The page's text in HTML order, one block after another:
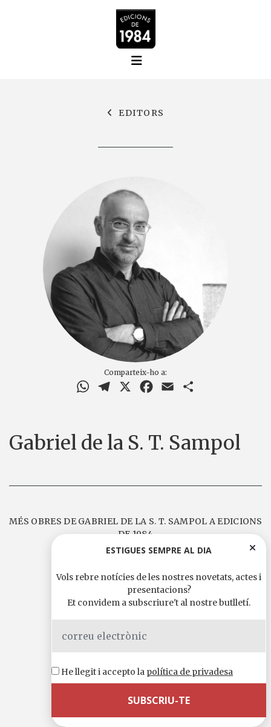
EDITORS
Comparteix-ho a:
WhatsAppTelegram Facebook
Email
Gabriel de la S. T. Sampol
MÉS OBRES DE GABRIEL DE LA S. T. SAMPOL A EDICIONS
DE 1984
ESTIGUES SEMPRE AL DIA
Vols rebre notícies de les nostres novetats, actes i
presentacions?
Et convidem a subscriure't al nostre butlletí.
He llegit i accepto la política de privadesa